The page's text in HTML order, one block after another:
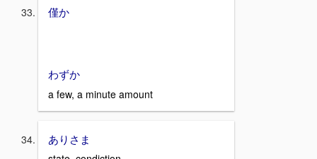
僅か
わずか
a few, a minute amount
ありさま